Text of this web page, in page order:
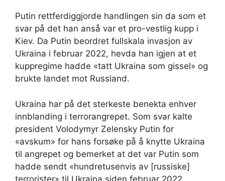
Putin rettferdiggjorde handlingen sin da som et
svar på det han anså var et pro-vestlig kupp i
Kiev. Da Putin beordret fullskala invasjon av
Ukraina i februar 2022, hevda han igjen at et
kuppregime hadde «tatt Ukraina som gissel» og
brukte landet mot Russland.
Ukraina har på det sterkeste benekta enhver
innblanding i terrorangrepet. Som svar kalte
president Volodymyr Zelensky Putin for
«avskum» for hans forsøke på å knytte Ukraina
til angrepet og bemerket at det var Putin som
hadde sendt «hundretusenvis av [russiske]
terrorister» til Ukraina siden februar 2022.